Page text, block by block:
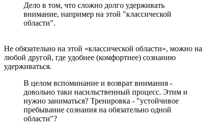
Дело в том, что сложно долго удерживать
внимание, например на этой "классической
области".
Не обязательно на этой «классической области», можно на
любой другой, где удобнее (комфортнее) сознанию
удерживаться.
В целом вспоминание и возврат внимания -
довольно таки насильственный процесс. Этим и
нужно заниматься? Тренировка - "устойчивое
пребывание сознания на обязательно одной
области"?